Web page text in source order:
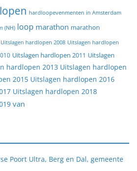
hardloopevenmenten in Amsterdam
(NH) loop marathon marathon
Uitslagen hardlopen 2008 Uitslagen hardlopen
Uitslagen hardlopen 2011 Uitslagen
hardlopen 2013 Uitslagen hardlopen
2015 Uitslagen hardlopen 2016
Uitslagen hardlopen 2018
van
Poort Ultra, Berg en Dal, gemeente